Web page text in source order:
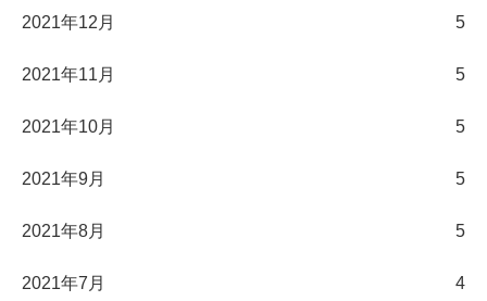
2021年12月 5
2021年11月 5
2021年10月 5
2021年9月 5
2021年8月 5
2021年7月 4